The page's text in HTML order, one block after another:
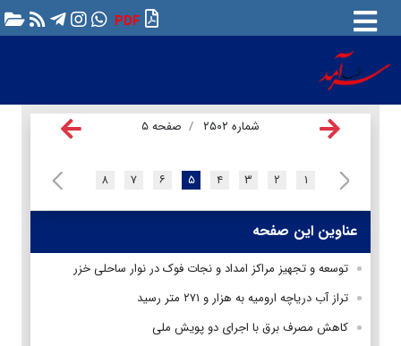
PDF
شماره ۲۵۰۲ صفحه ۵
۱ ۲ ۳ ۴ ۵ ۶ ۷ ۸
عناوین این صفحه
توسعه و تجهیز مراکز امداد و نجات فوک در نوار ساحلی خزر
تراز آب دریاچه ارومیه به هزار و ۲۷۱ متر رسید
کاهش مصرف برق با اجرای دو پویش ملی